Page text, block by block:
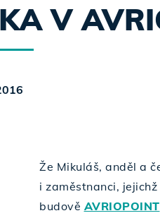
V
Že Mikuláš, anděl a
i zaměstnanci,
budově AVRIOPOINT